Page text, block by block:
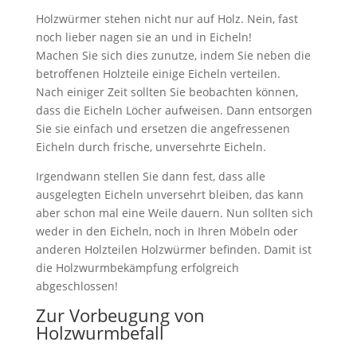
Holzwürmer stehen nicht nur auf Holz. Nein, fast
noch lieber nagen sie an und in Eicheln!
Machen Sie sich dies zunutze, indem Sie neben die
betroffenen Holzteile einige Eicheln verteilen.
Nach einiger Zeit sollten Sie beobachten können,
dass die Eicheln Löcher aufweisen. Dann entsorgen
Sie sie einfach und ersetzen die angefressenen
Eicheln durch frische, unversehrte Eicheln.
Irgendwann stellen Sie dann fest, dass alle
ausgelegten Eicheln unversehrt bleiben, das kann
aber schon mal eine Weile dauern. Nun sollten sich
weder in den Eicheln, noch in Ihren Möbeln oder
anderen Holzteilen Holzwürmer befinden. Damit ist
die Holzwurmbekämpfung erfolgreich
abgeschlossen!
Zur Vorbeugung von
Holzwurmbefall